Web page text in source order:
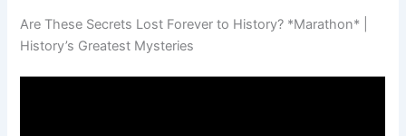
Are These Secrets Lost Forever to History? *Marathon* |
History’s Greatest Mysteries